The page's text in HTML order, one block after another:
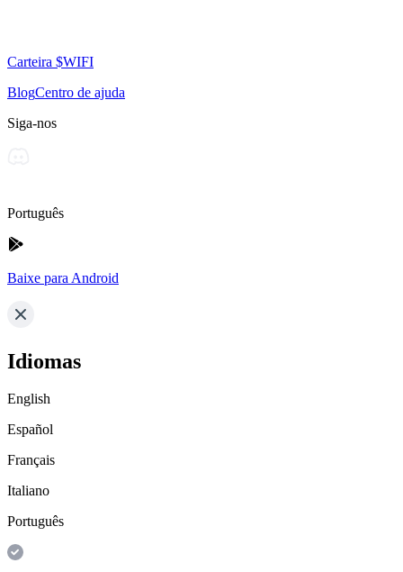
Carteira $WIFI
BlogCentro de ajuda
Siga-nos
Português
Baixe para Android
Idiomas
English
Español
Français
Italiano
Português